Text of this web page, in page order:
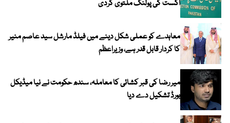
اگست کی پولنگ ملتوی کردی
معاہدے کو عملی شکل دینے میں فیلڈ مارشل سید عاصم منیر
کا کردار قابل قدر ہے، وزیراعظم
میر رضا کی قبر کشائی کا معاملہ، سندھ حکومت نے نیا میڈیکل
بورڈ تشکیل دے دیا